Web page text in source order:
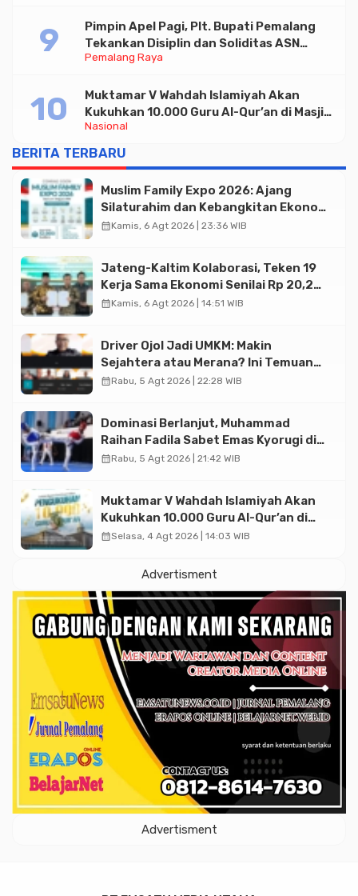
Pemalang Raya
Pimpin Apel Pagi, Plt. Bupati Pemalang
Tekankan Disiplin dan Soliditas ASN
untuk Pelayanan Publik
Nasional
Muktamar V Wahdah Islamiyah Akan
Kukuhkan 10.000 Guru Al-Qur’an di Masjid
Istiqlal
BERITA TERBARU
Muslim Family Expo 2026: Ajang
Silaturahim dan Kebangkitan Ekonomi
Halal di Jakarta
calendar_monthKamis, 6 Agt 2026 | 23:36 WIB
Jateng-Kaltim Kolaborasi, Teken 19
Kerja Sama Ekonomi Senilai Rp 20,2
Triliun
calendar_monthKamis, 6 Agt 2026 | 14:51 WIB
Driver Ojol Jadi UMKM: Makin
Sejahtera atau Merana? Ini Temuan
Diskusi Paramadina
calendar_monthRabu, 5 Agt 2026 | 22:28 WIB
Dominasi Berlanjut, Muhammad
Raihan Fadila Sabet Emas Kyorugi di
Asian Taekwondo Indonesia Open
calendar_monthRabu, 5 Agt 2026 | 21:42 WIB
Muktamar V Wahdah Islamiyah Akan
Kukuhkan 10.000 Guru Al-Qur’an di
Masjid Istiqlal
calendar_monthSelasa, 4 Agt 2026 | 14:03 WIB
Advertisment
Advertisment